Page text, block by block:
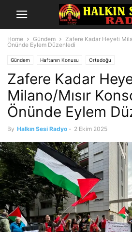
Home Gündem
Zafere Kadar Heyeti
Önünde Eylem Düzenledi
Gündem Haftanın Konusu Ortadoğu
Zafere Kadar
Milano/Mısır
Önünde Eylem
By Halkın Sesi Radyo - 2 Ekim 2025